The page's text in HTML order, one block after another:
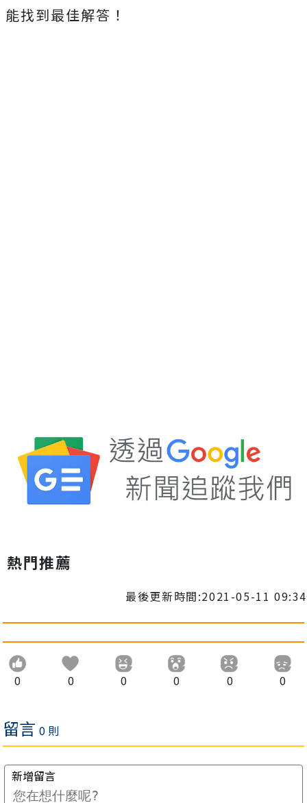
能找到最佳解答！
熱門推薦
最後更新時間:2021-05-11 09:34
0 0 0 0 0 0